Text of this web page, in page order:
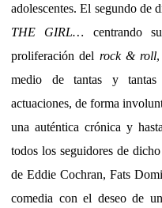
adolescentes. El segundo de
THE GIRL… centrando
proliferación del rock & roll
medio de tantas y
actuaciones, de forma
una auténtica crónica y
todos los seguidores de
de Eddie Cochran, Fats
comedia con el deseo de